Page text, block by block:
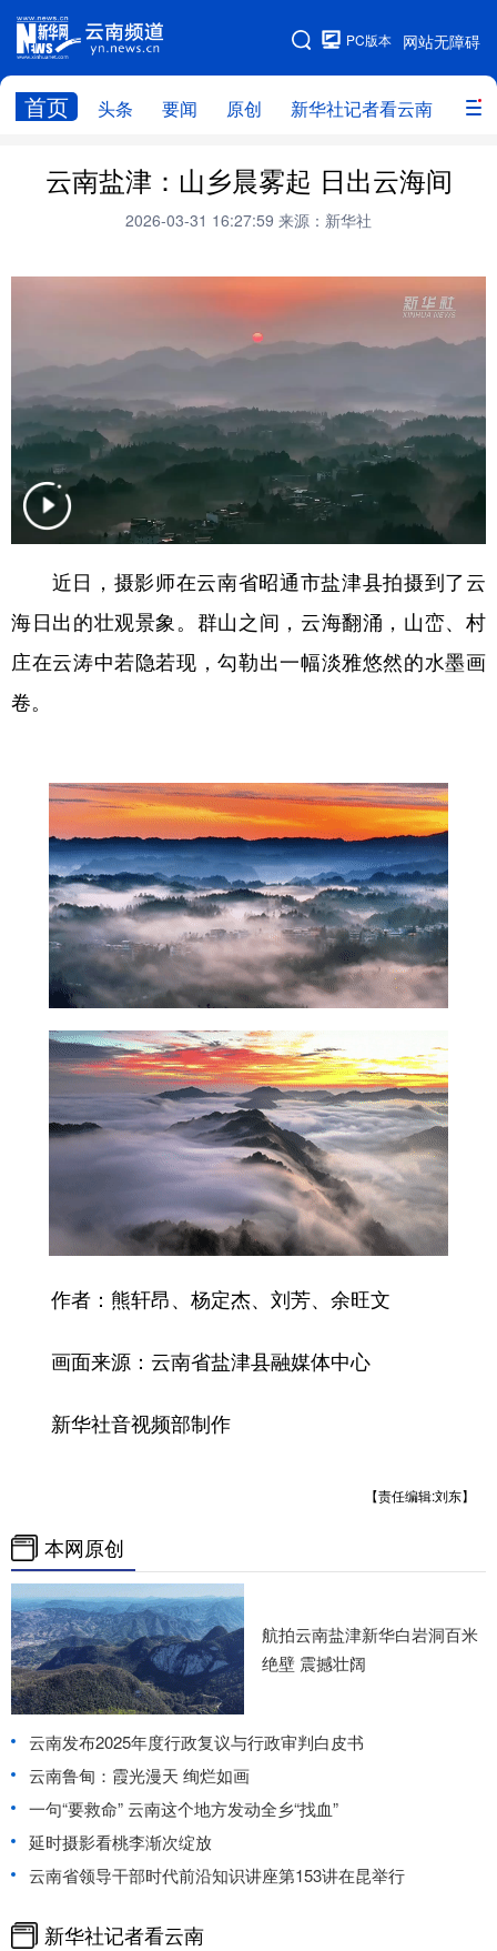
网站无障碍
PC版本
首页 头条 要闻 原创 新华社记者看云南 政务
网站地图
头条 云南要闻 本网原创
新华社记者看云南 政务
社会
图片
经济
云南青年说 趣看文物
云南盐津：山乡晨雾起 日出云海间
2026-03-31 16:27:59 来源：新华社
近日，摄影师在云南省昭通市盐津县拍摄到了云
海日出的壮观景象。群山之间，云海翻涌，山峦、村
庄在云涛中若隐若现，勾勒出一幅淡雅悠然的水墨画
卷。
作者：熊轩昂、杨定杰、刘芳、余旺文
画面来源：云南省盐津县融媒体中心
新华社音视频部制作
【责任编辑:刘东】
本网原创
航拍云南盐津新华白岩洞百米
绝壁 震撼壮阔
云南发布2025年度行政复议与行政审判白皮书
云南鲁甸：霞光漫天 绚烂如画
一句“要救命” 云南这个地方发动全乡“找血”
延时摄影看桃李渐次绽放
云南省领导干部时代前沿知识讲座第153讲在昆举行
新华社记者看云南